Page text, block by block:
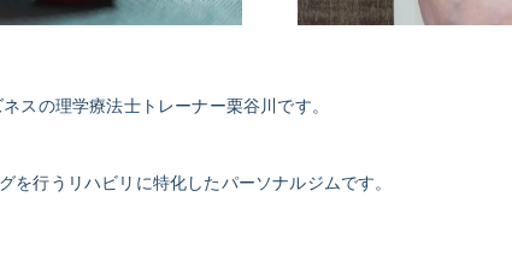
スの理学療法士トレーナー栗谷川です。
行うリハビリに特化したパーソナルジムです。